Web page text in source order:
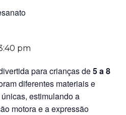
pm
para crianças de5 a 8
diferentes materiais e
estimulando a
motora e a expressão